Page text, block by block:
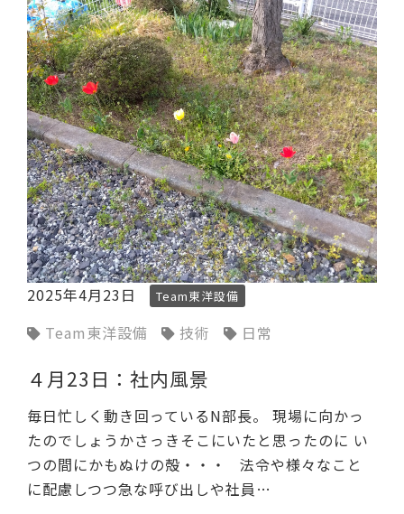
2025年4月23日 Team東洋設備
Team東洋設備 技術 日常
４月23日：社内風景
毎日忙しく動き回っているN部長。 現場に向かっ
たのでしょうかさっきそこにいたと思ったのに い
つの間にかもぬけの殻・・・ 法令や様々なこと
に配慮しつつ急な呼び出しや社員…